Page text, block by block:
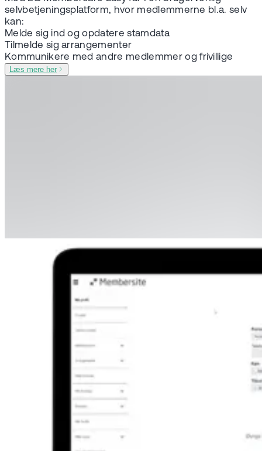
selvbetjeningsplatform, hvor medlemmerne bl.a. selv
kan:
Melde sig ind og opdatere stamdata
Tilmelde sig arrangementer
Kommunikere med andre medlemmer og frivillige
Læs mere her